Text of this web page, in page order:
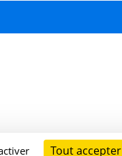
Tout accepter